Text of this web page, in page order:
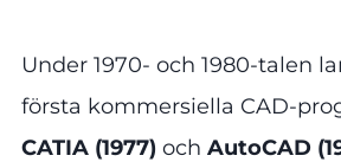
Under 1970- och 1980-talen
första kommersiella CAD-
CATIA (1977) och AutoCAD